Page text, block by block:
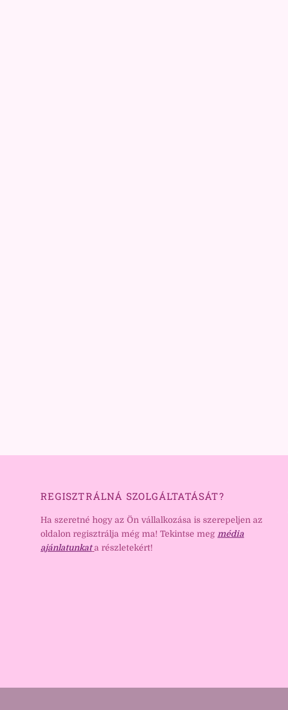
REGISZTRÁLNÁ SZOLGÁLTATÁSÁT?
Ha szeretné hogy az Ön vállalkozása is szerepeljen az
oldalon regisztrálja még ma! Tekintse meg média
ajánlatunkat a részletekért!